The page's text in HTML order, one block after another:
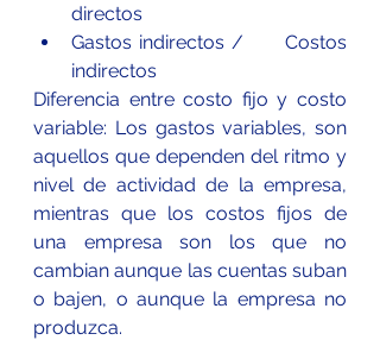
directos
Gastos indirectos /      Costos
indirectos
Diferencia entre costo fijo y costo
variable: Los gastos variables, son
aquellos que dependen del ritmo y
nivel de actividad de la empresa,
mientras que los costos fijos de
una empresa son los que no
cambian aunque las cuentas suban
o bajen, o aunque la empresa no
produzca.